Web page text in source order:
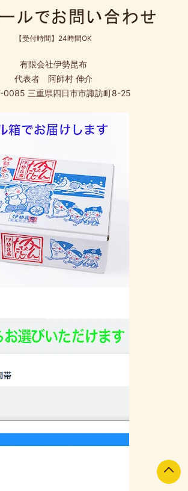
【受付時間】24時間OK
有限会社伊勢昆布
代表者 阿師村 伸介
0085 三重県四日市市諏訪町8-25